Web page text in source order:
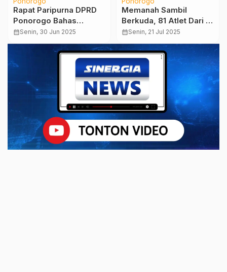
Rapat Paripurna DPRD
Ponorogo Bahas
Jawaban Bupati atas
Pandangan Fraksi
Terkait Raperda P-
APBD 2025
calendar_monthSenin, 30 Jun 2025
Memanah Sambil
Berkuda, 81 Atlet Dari 3
Provinsi Unjuk
Ketangkasa
calendar_monthSenin, 21 Jul 2025